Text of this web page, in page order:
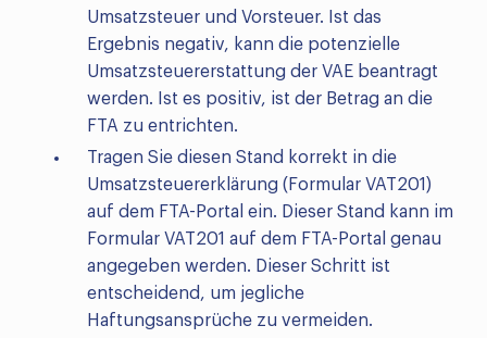
Umsatzsteuer und Vorsteuer. Ist das
Ergebnis negativ, kann die potenzielle
Umsatzsteuererstattung der VAE beantragt
werden. Ist es positiv, ist der Betrag an die
FTA zu entrichten.
Tragen Sie diesen Stand korrekt in die
Umsatzsteuererklärung (Formular VAT201)
auf dem FTA-Portal ein. Dieser Stand kann im
Formular VAT201 auf dem FTA-Portal genau
angegeben werden. Dieser Schritt ist
entscheidend, um jegliche
Haftungsansprüche zu vermeiden.